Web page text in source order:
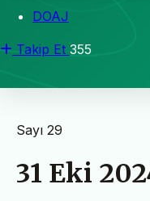
DOAJ
Takip Et 355
Sayı 29
31 Eki